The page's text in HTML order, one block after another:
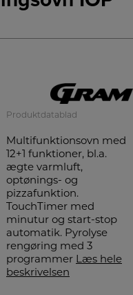
Produktdatablad
Multifunktionsovn med
12+1 funktioner, bl.a.
ægte varmluft,
optønings- og
pizzafunktion.
TouchTimer med
minutur og start-stop
automatik. Pyrolyse
rengøring med 3
programmer Læs hele
beskrivelsen